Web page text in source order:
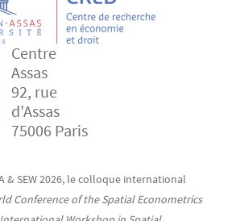
Centre
Assas
92, rue
d’Assas
75006 Paris
& SEW 2026, le colloque international
Conference of the Spatial Econometrics